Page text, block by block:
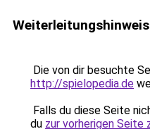
Weiterleitungshinweis
Die von dir besuchte
http://spielopedia.de
Falls du diese Seite
du zur vorherigen Seite